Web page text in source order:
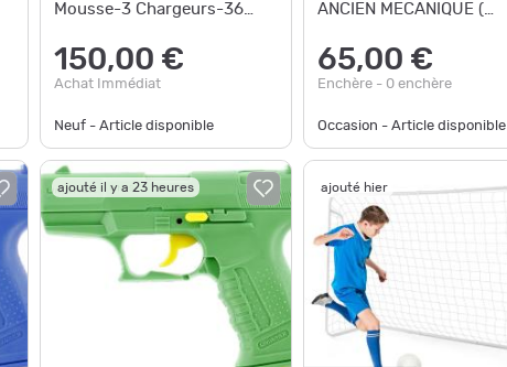
Mousse-3 Chargeurs-36
150,00 €
Achat Immédiat
Neuf - Article disponible
ANCIEN MECANIQUE (
carabine a 1 fleche
65,00 €
Enchère - 0 enchère
Occasion - Article disponible
ajouté il y a 23 heures ajouté hier